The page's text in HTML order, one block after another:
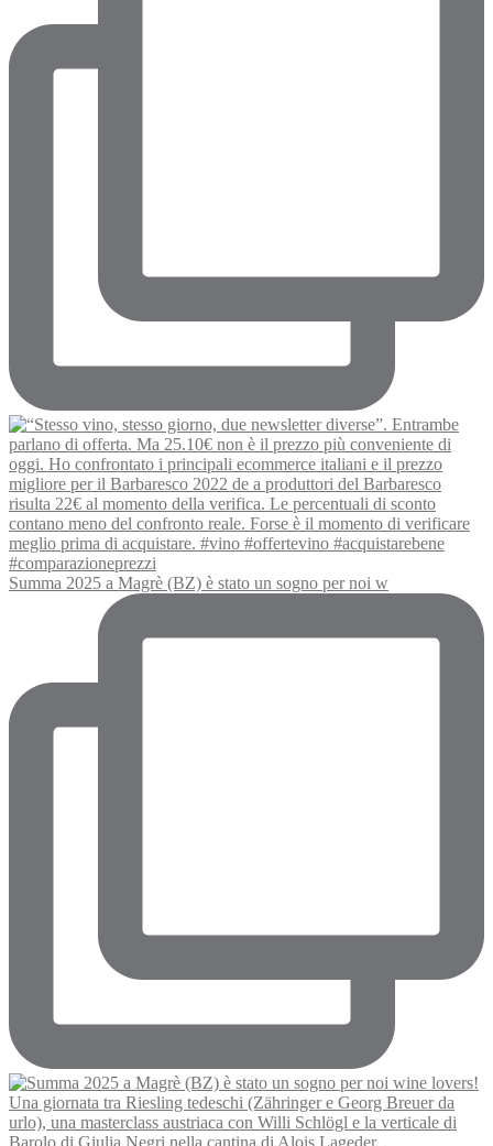
Summa 2025 a Magrè (BZ) è stato un sogno per noi w